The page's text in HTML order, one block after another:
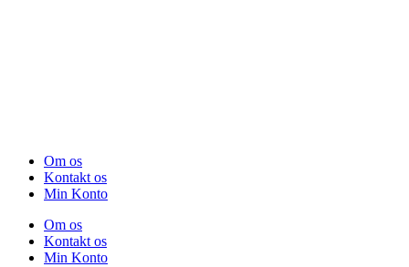
Om os
Kontakt os
Min Konto
Om os
Kontakt os
Min Konto